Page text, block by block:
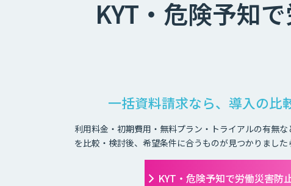
KYT・危険予知
一括資料請求なら、導入の比
利用料金・初期費用・無料プラン・トライアルの有無
を比較・検討後、希望条件に合うものが見つかりました
KYT・危険予知で労働災害防